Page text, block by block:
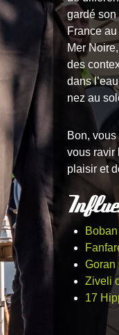
gardé son
France au
Mer
des
dans
nez au
Bon, vous
vous ravir
plaisir et
Goran
Ziveli
17